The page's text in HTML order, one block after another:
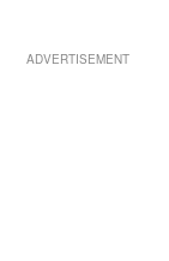
ADVERTISEMENT